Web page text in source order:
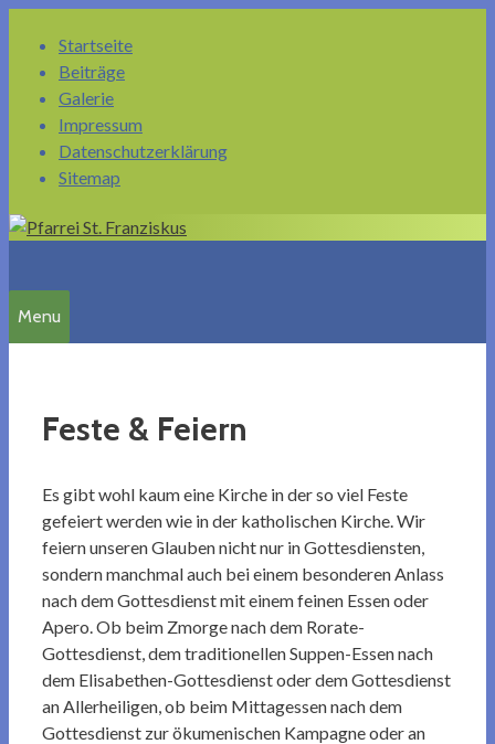
Inhalt
Startseite
Beiträge
Galerie
Impressum
Datenschutzerklärung
Sitemap
Menu
Feste & Feiern
Es gibt wohl kaum eine Kirche in der so viel Feste
gefeiert werden wie in der katholischen Kirche. Wir
feiern unseren Glauben nicht nur in Gottesdiensten,
sondern manchmal auch bei einem besonderen Anlass
nach dem Gottesdienst mit einem feinen Essen oder
Apero. Ob beim Zmorge nach dem Rorate-
Gottesdienst, dem traditionellen Suppen-Essen nach
dem Elisabethen-Gottesdienst oder dem Gottesdienst
an Allerheiligen, ob beim Mittagessen nach dem
Gottesdienst zur ökumenischen Kampagne oder an